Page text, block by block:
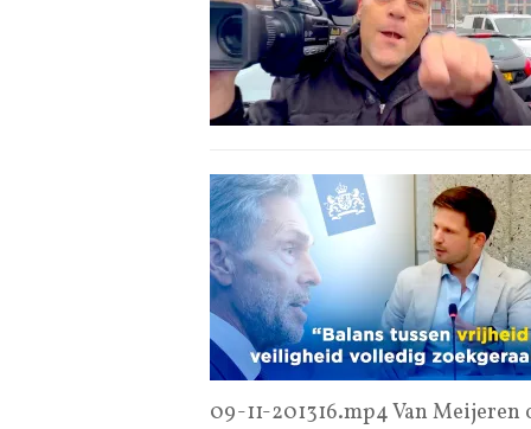
09-11-201316.mp4 Van